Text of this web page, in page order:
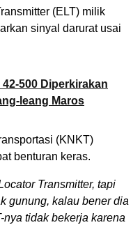
(ELT) milik
sinyal darurat usai
42-500 Diperkirakan
leang Maros
(KNKT)
benturan keras.
Transmitter, tapi
gunung, kalau bener dia
tidak bekerja karena